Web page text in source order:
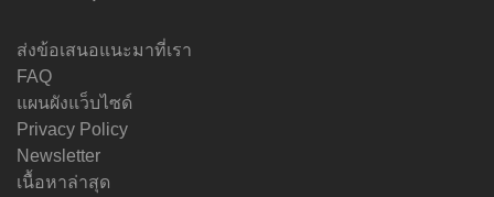
ส่งข้อเสนอแนะมาที่เรา
FAQ
แผนผังแว็บไซด์
Privacy Policy
Newsletter
เนื้อหาล่าสุด